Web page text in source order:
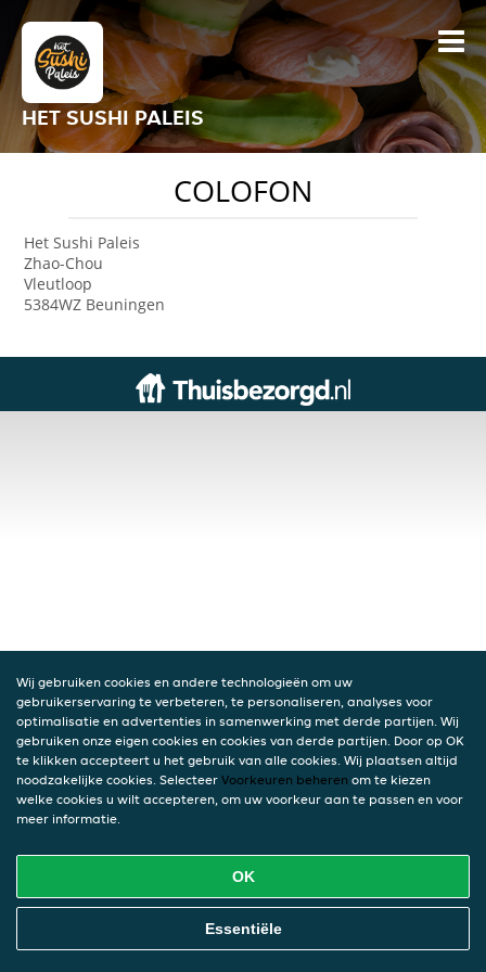
HET SUSHI PALEIS
COLOFON
Het Sushi Paleis
Zhao-Chou
Vleutloop
5384WZ Beuningen
Wij gebruiken cookies en andere technologieën om uw
gebruikerservaring te verbeteren, te personaliseren, analyses voor
optimalisatie en advertenties in samenwerking met derde partijen. Wij
gebruiken onze eigen cookies en cookies van derde partijen. Door op OK
te klikken accepteert u het gebruik van alle cookies. Wij plaatsen altijd
noodzakelijke cookies. Selecteer Voorkeuren beheren om te kiezen
welke cookies u wilt accepteren, om uw voorkeur aan te passen en voor
meer informatie.
OK
Essentiële